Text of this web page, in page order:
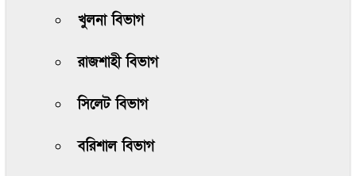
খুলনা বিভাগ
রাজশাহী বিভাগ
সিলেট বিভাগ
বরিশাল বিভাগ